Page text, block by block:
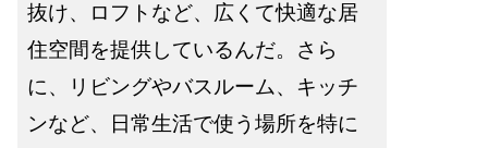
抜け、ロフトなど、広くて快適な居
住空間を提供しているんだ。さら
に、リビングやバスルーム、キッチ
ンなど、日常生活で使う場所を特に